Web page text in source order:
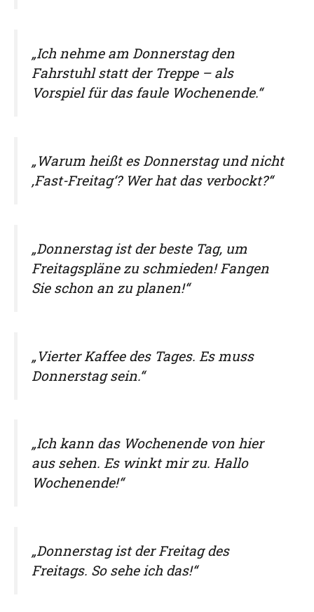
„Ich nehme am Donnerstag den
Fahrstuhl statt der Treppe – als
Vorspiel für das faule Wochenende.“
„Warum heißt es Donnerstag und nicht
‚Fast-Freitag‘? Wer hat das verbockt?“
„Donnerstag ist der beste Tag, um
Freitagspläne zu schmieden! Fangen
Sie schon an zu planen!“
„Vierter Kaffee des Tages. Es muss
Donnerstag sein.“
„Ich kann das Wochenende von hier
aus sehen. Es winkt mir zu. Hallo
Wochenende!“
„Donnerstag ist der Freitag des
Freitags. So sehe ich das!“